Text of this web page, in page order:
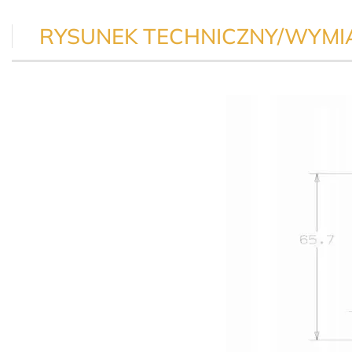
RYSUNEK TECHNICZNY/